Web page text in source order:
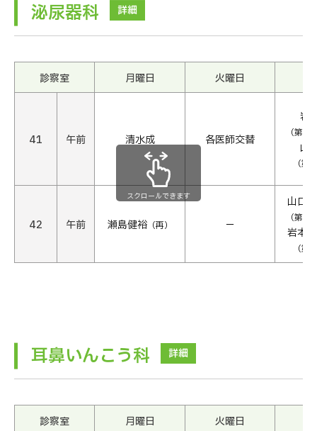
泌尿器科 詳細
診察室 月曜日 火曜日
41 午前 清水成 各医師交替
岩
（第1
山
（第
42 午前 瀬島健裕（再） −
山口
（第1
岩本
（第
スクロールできます
耳鼻いんこう科 詳細
診察室 月曜日 火曜日